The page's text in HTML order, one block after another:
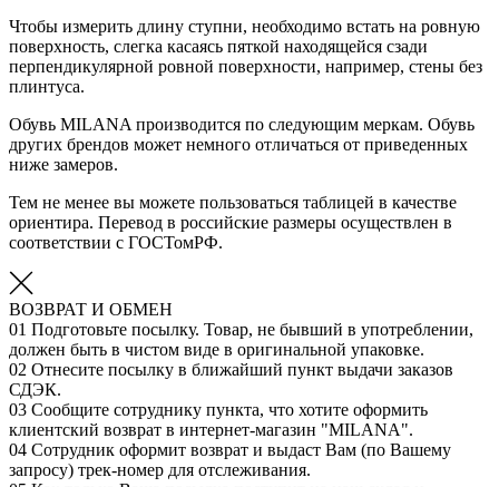
Чтобы измерить длину ступни, необходимо встать на ровную
поверхность, слегка касаясь пяткой находящейся сзади
перпендикулярной ровной поверхности, например, стены без
плинтуса.
Обувь MILANA производится по следующим меркам. Обувь
других брендов может немного отличаться от приведенных
ниже замеров.
Тем не менее вы можете пользоваться таблицей в качестве
ориентира. Перевод в российские размеры осуществлен в
соответствии с ГОСТомРФ.
ВОЗВРАТ И ОБМЕН
01 Подготовьте посылку. Товар, не бывший в употреблении,
должен быть в чистом виде в оригинальной упаковке.
02 Отнесите посылку в ближайший пункт выдачи заказов
СДЭК.
03 Сообщите сотруднику пункта, что хотите оформить
клиентский возврат в интернет-магазин "MILANA".
04 Сотрудник оформит возврат и выдаст Вам (по Вашему
запросу) трек-номер для отслеживания.